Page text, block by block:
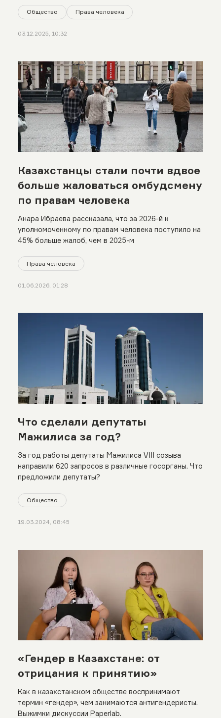
Общество Права человека
03.12.2025, 10:32
Казахстанцы стали почти вдвое
больше жаловаться омбудсмену
по правам человека
Анара Ибраева рассказала, что за 2026-й к
уполномоченному по правам человека поступило на
45% больше жалоб, чем в 2025-м
Права человека
01.06.2026, 01:28
Что сделали депутаты
Мажилиса за год?
За год работы депутаты Мажилиса VIII созыва
направили 620 запросов в различные госорганы. Что
предложили депутаты?
Общество
19.03.2024, 08:45
«Гендер в Казахстане: от
отрицания к принятию»
Как в казахстанском обществе воспринимают
термин «гендер», чем занимаются антигендеристы.
Выжимки дискуссии Paperlab.